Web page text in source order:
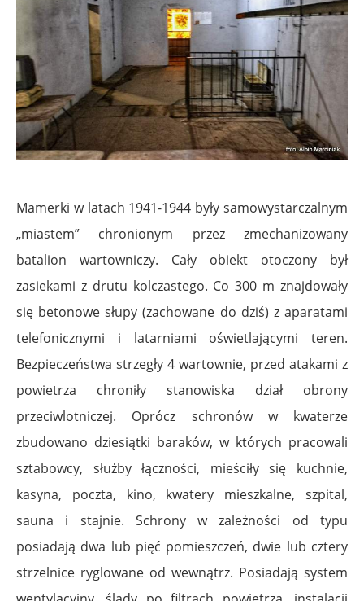
Mamerki w latach 1941-1944 były samowystarczalnym
„miastem” chronionym przez zmechanizowany
batalion wartowniczy. Cały obiekt otoczony był
zasiekami z drutu kolczastego. Co 300 m znajdowały
się betonowe słupy (zachowane do dziś) z aparatami
telefonicznymi i latarniami oświetlającymi teren.
Bezpieczeństwa strzegły 4 wartownie, przed atakami z
powietrza chroniły stanowiska dział obrony
przeciwlotniczej. Oprócz schronów w kwaterze
zbudowano dziesiątki baraków, w których pracowali
sztabowcy, służby łączności, mieściły się kuchnie,
kasyna, poczta, kino, kwatery mieszkalne, szpital,
sauna i stajnie. Schrony w zależności od typu
posiadają dwa lub pięć pomieszczeń, dwie lub cztery
strzelnice ryglowane od wewnątrz. Posiadają system